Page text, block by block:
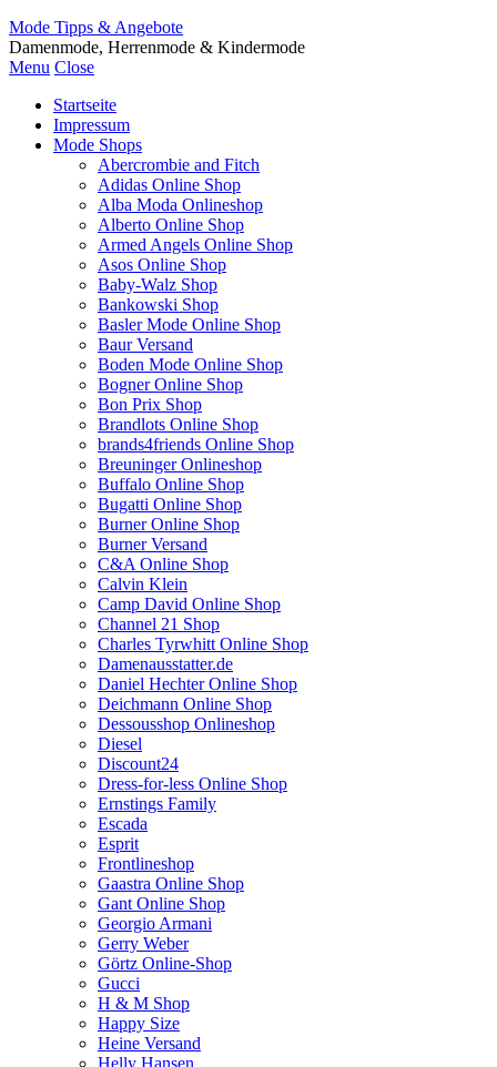
Mode Tipps & Angebote
Damenmode, Herrenmode & Kindermode
Menu Close
Startseite
Impressum
Mode Shops
Abercrombie and Fitch
Adidas Online Shop
Alba Moda Onlineshop
Alberto Online Shop
Armed Angels Online Shop
Asos Online Shop
Baby-Walz Shop
Bankowski Shop
Basler Mode Online Shop
Baur Versand
Boden Mode Online Shop
Bogner Online Shop
Bon Prix Shop
Brandlots Online Shop
brands4friends Online Shop
Breuninger Onlineshop
Buffalo Online Shop
Bugatti Online Shop
Burner Online Shop
Burner Versand
C&A Online Shop
Calvin Klein
Camp David Online Shop
Channel 21 Shop
Charles Tyrwhitt Online Shop
Damenausstatter.de
Daniel Hechter Online Shop
Deichmann Online Shop
Dessousshop Onlineshop
Diesel
Discount24
Dress-for-less Online Shop
Ernstings Family
Escada
Esprit
Frontlineshop
Gaastra Online Shop
Gant Online Shop
Georgio Armani
Gerry Weber
Görtz Online-Shop
Gucci
H & M Shop
Happy Size
Heine Versand
Helly Hansen